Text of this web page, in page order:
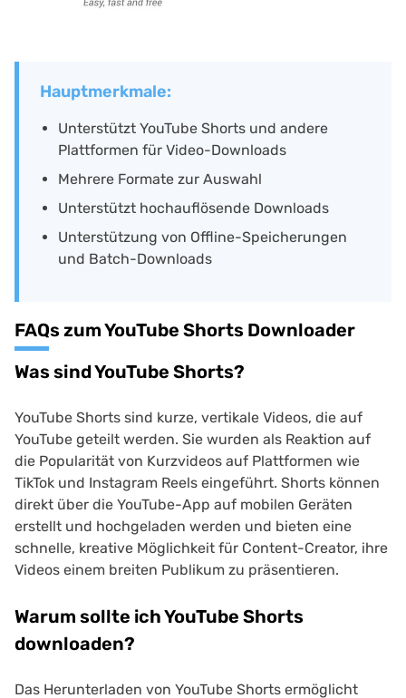
Hauptmerkmale:
Unterstützt YouTube Shorts und andere
Plattformen für Video-Downloads
Mehrere Formate zur Auswahl
Unterstützt hochauflösende Downloads
Unterstützung von Offline-Speicherungen
und Batch-Downloads
FAQs zum YouTube Shorts Downloader
Was sind YouTube Shorts?
YouTube Shorts sind kurze, vertikale Videos, die auf
YouTube geteilt werden. Sie wurden als Reaktion auf
die Popularität von Kurzvideos auf Plattformen wie
TikTok und Instagram Reels eingeführt. Shorts können
direkt über die YouTube-App auf mobilen Geräten
erstellt und hochgeladen werden und bieten eine
schnelle, kreative Möglichkeit für Content-Creator, ihre
Videos einem breiten Publikum zu präsentieren.
Warum sollte ich YouTube Shorts
downloaden?
Das Herunterladen von YouTube Shorts ermöglicht